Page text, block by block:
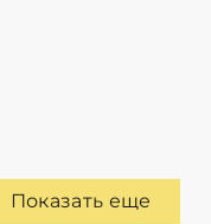
Показать еще